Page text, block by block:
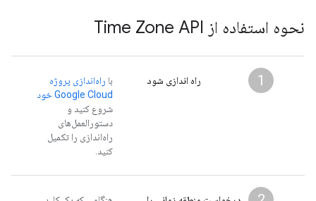
نحوه استفاده از Time Zone API
1 راه اندازی شود با راه‌اندازی پروژه
Google Cloud خود
شروع کنید و
دستورالعمل‌های
راه‌اندازی را تکمیل
کنید.